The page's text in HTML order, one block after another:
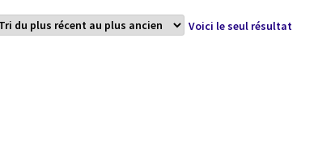
Voici le seul résultat